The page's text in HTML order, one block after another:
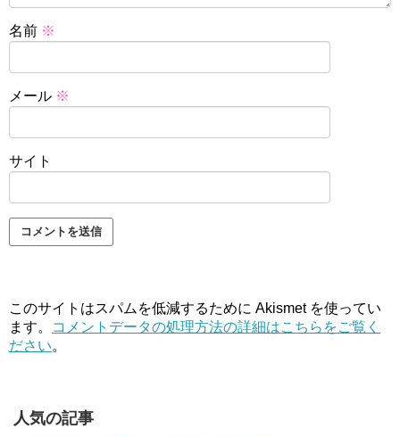
名前 ※
メール ※
サイト
このサイトはスパムを低減するために Akismet を使ってい
ます。
コメントデータの処理方法の詳細はこちらをご覧く
ださい。
人気の記事